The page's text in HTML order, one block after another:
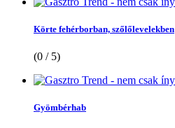
Körte fehérborban, szőlőlevelekben
(0 / 5)
Gyömbérhab